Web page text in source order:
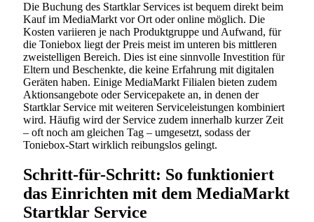
Die Buchung des Startklar Services ist bequem direkt beim
Kauf im MediaMarkt vor Ort oder online möglich. Die
Kosten variieren je nach Produktgruppe und Aufwand, für
die Toniebox liegt der Preis meist im unteren bis mittleren
zweistelligen Bereich. Dies ist eine sinnvolle Investition für
Eltern und Beschenkte, die keine Erfahrung mit digitalen
Geräten haben. Einige MediaMarkt Filialen bieten zudem
Aktionsangebote oder Servicepakete an, in denen der
Startklar Service mit weiteren Serviceleistungen kombiniert
wird. Häufig wird der Service zudem innerhalb kurzer Zeit
– oft noch am gleichen Tag – umgesetzt, sodass der
Toniebox-Start wirklich reibungslos gelingt.
Schritt-für-Schritt: So funktioniert
das Einrichten mit dem MediaMarkt
Startklar Service